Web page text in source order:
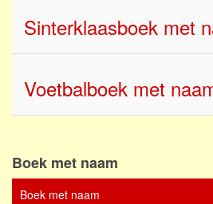
Sinterklaasboek met
Voetbalboek met
Boek met naam
Boek met naam